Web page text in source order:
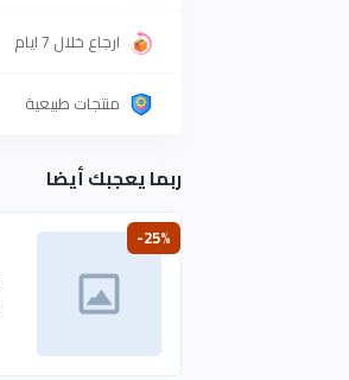
ارجاع خلال 7 ايام
منتجات طبيعية
ربما يعجبك أيضا
-25%